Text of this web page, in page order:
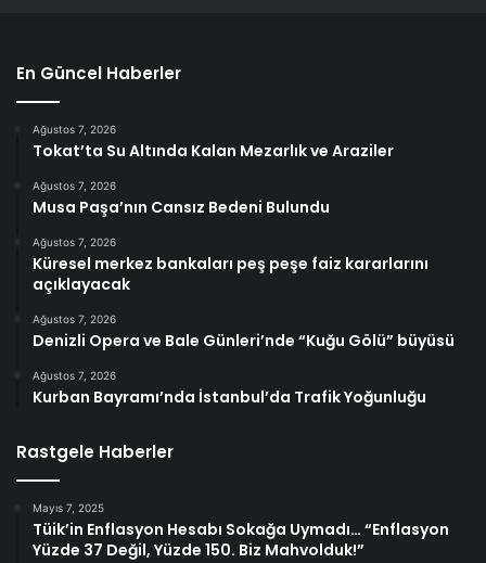
En Güncel Haberler
Ağustos 7, 2026
Tokat’ta Su Altında Kalan Mezarlık ve Araziler
Ağustos 7, 2026
Musa Paşa’nın Cansız Bedeni Bulundu
Ağustos 7, 2026
Küresel merkez bankaları peş peşe faiz kararlarını
açıklayacak
Ağustos 7, 2026
Denizli Opera ve Bale Günleri’nde “Kuğu Gölü” büyüsü
Ağustos 7, 2026
Kurban Bayramı’nda İstanbul’da Trafik Yoğunluğu
Rastgele Haberler
Mayıs 7, 2025
Tüik’in Enflasyon Hesabı Sokağa Uymadı… “Enflasyon
Yüzde 37 Değil, Yüzde 150. Biz Mahvolduk!”